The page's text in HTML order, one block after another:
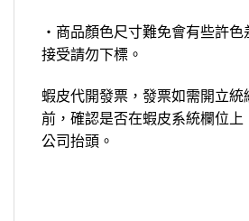
‧商品顏色尺寸難免會有些許色
接受請勿下標。
蝦皮代開發票，發票如需開立統
前，確認是否在蝦皮系統欄位上
公司抬頭。